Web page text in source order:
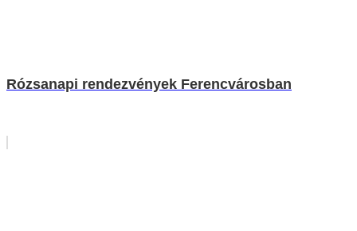
Rózsanapi rendezvények Ferencvárosban